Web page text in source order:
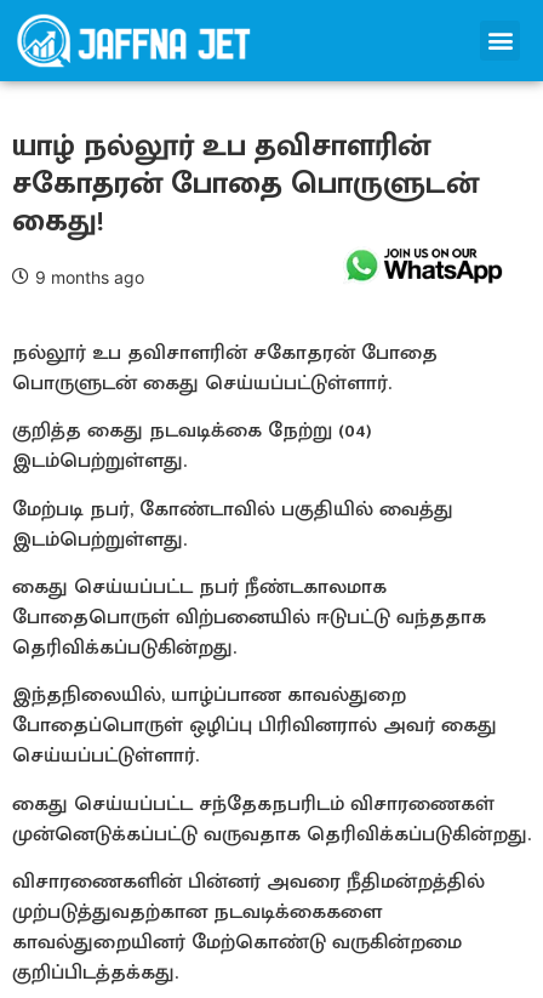
யாழ் நல்லூர் உப தவிசாளரின்
சகோதரன் போதை பொருளுடன்
கைது!
9 months ago
நல்லூர் உப தவிசாளரின் சகோதரன் போதை
பொருளுடன் கைது செய்யப்பட்டுள்ளார்.
குறித்த கைது நடவடிக்கை நேற்று (04)
இடம்பெற்றுள்ளது.
மேற்படி நபர், கோண்டாவில் பகுதியில் வைத்து
இடம்பெற்றுள்ளது.
கைது செய்யப்பட்ட நபர் நீண்டகாலமாக
போதைபொருள் விற்பனையில் ஈடுபட்டு வந்ததாக
தெரிவிக்கப்படுகின்றது.
இந்தநிலையில், யாழ்ப்பாண காவல்துறை
போதைப்பொருள் ஒழிப்பு பிரிவினரால் அவர் கைது
செய்யப்பட்டுள்ளார்.
கைது செய்யப்பட்ட சந்தேகநபரிடம் விசாரணைகள்
முன்னெடுக்கப்பட்டு வருவதாக தெரிவிக்கப்படுகின்றது.
விசாரணைகளின் பின்னர் அவரை நீதிமன்றத்தில்
முற்படுத்துவதற்கான நடவடிக்கைகளை
காவல்துறையினர் மேற்கொண்டு வருகின்றமை
குறிப்பிடத்தக்கது.